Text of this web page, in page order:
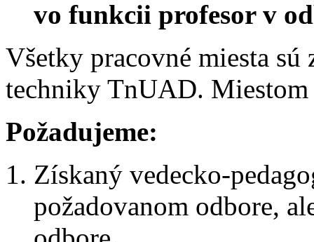
vo funkcii profesor v
Všetky pracovné miesta sú
techniky TnUAD.
Požadujeme:
Získaný vedecko-
požadovanom odbore,